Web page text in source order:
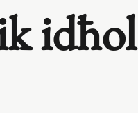
idħol